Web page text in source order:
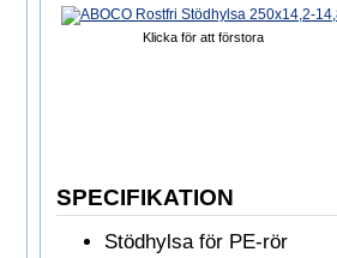
Klicka för att förstora
SPECIFIKATION
Stödhylsa för PE-rör